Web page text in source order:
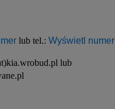
lub tel.: Wyświetl numer
lub